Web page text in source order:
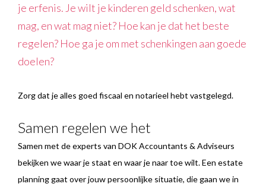
je erfenis. Je wilt je kinderen geld schenken, wat
mag, en wat mag niet? Hoe kan je dat het beste
regelen? Hoe ga je om met schenkingen aan goede
doelen?
Zorg dat je alles goed fiscaal en notarieel hebt vastgelegd.
Samen regelen we het
Samen met de experts van DOK Accountants & Adviseurs
bekijken we waar je staat en waar je naar toe wilt. Een estate
planning gaat over jouw persoonlijke situatie, die gaan we in